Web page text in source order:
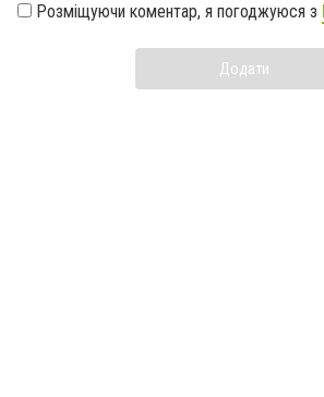
Розміщуючи коментар, я погоджуюся з
Додати